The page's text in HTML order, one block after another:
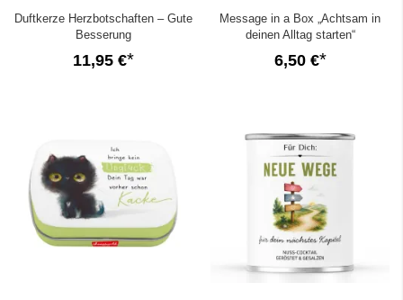
Duftkerze Herzbotschaften – Gute
Besserung
11,95 €
Message in a Box „Achtsam in
deinen Alltag starten“
6,50 €